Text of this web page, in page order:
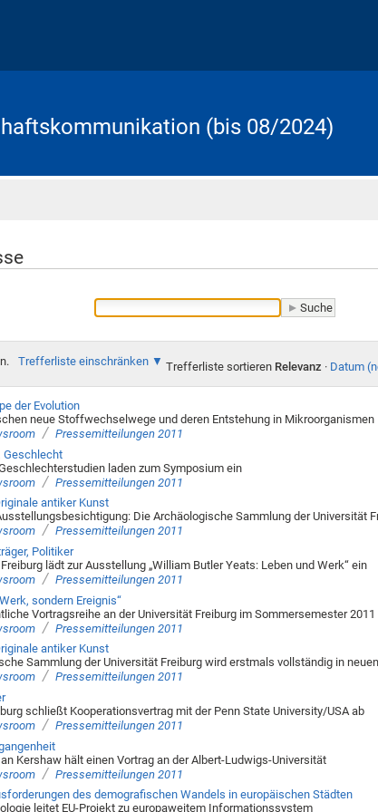
(bis 08/2024)
Trefferliste einschränken Trefferliste sortieren Relevanz · Datum
der Evolution
neue Stoffwechselwege und deren Entstehung in Mikroorganismen
/ Pressemitteilungen 2011
Geschlecht
laden zum Symposium ein
/ Pressemitteilungen 2011
antiker Kunst
Die Archäologische Sammlung der Universität
/ Pressemitteilungen 2011
Politiker
lädt zur Ausstellung „William Butler Yeats: Leben und Werk“ ein
/ Pressemitteilungen 2011
sondern Ereignis“
Vortragsreihe an der Universität Freiburg im Sommersemester 2011
/ Pressemitteilungen 2011
antiker Kunst
Sammlung der Universität Freiburg wird erstmals vollständig in
/ Pressemitteilungen 2011
schließt Kooperationsvertrag mit der Penn State University/USA ab
/ Pressemitteilungen 2011
Kershaw hält einen Vortrag an der Albert-Ludwigs-Universität
/ Pressemitteilungen 2011
des demografischen Wandels in europäischen Städten
leitet EU-Projekt zu europaweitem Informationssystem